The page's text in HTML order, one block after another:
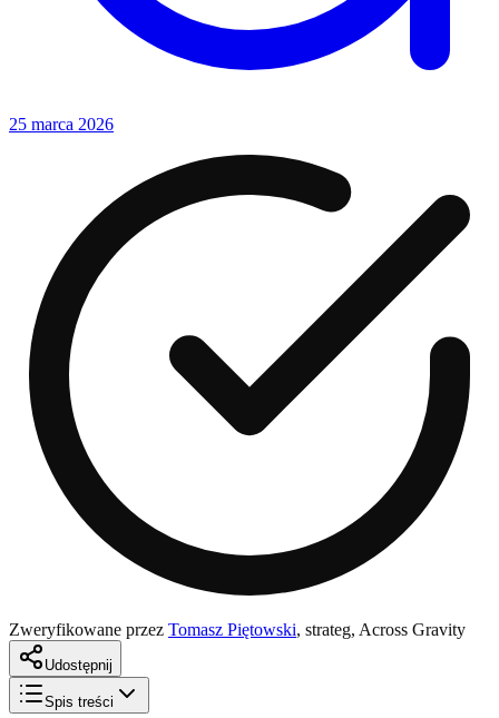
25 marca 2026
Zweryfikowane przez Tomasz Piętowski, strateg, Across Gravity
Udostępnij
Spis treści